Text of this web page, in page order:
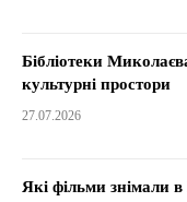
Бібліотеки
культурні простори
27.07.2026
Які фільми знімали